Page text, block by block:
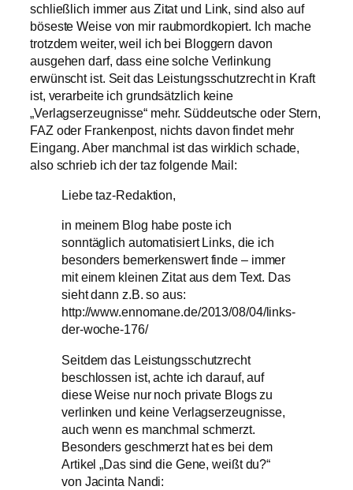
schließlich immer aus Zitat und Link, sind also auf
böseste Weise von mir raubmordkopiert. Ich mache
trotzdem weiter, weil ich bei Bloggern davon
ausgehen darf, dass eine solche Verlinkung
erwünscht ist. Seit das Leistungsschutzrecht in Kraft
ist, verarbeite ich grundsätzlich keine
„Verlagserzeugnisse“ mehr. Süddeutsche oder Stern,
FAZ oder Frankenpost, nichts davon findet mehr
Eingang. Aber manchmal ist das wirklich schade,
also schrieb ich der taz folgende Mail:
Liebe taz-Redaktion,
in meinem Blog habe poste ich
sonntäglich automatisiert Links, die ich
besonders bemerkenswert finde – immer
mit einem kleinen Zitat aus dem Text. Das
sieht dann z.B. so aus:
http://www.ennomane.de/2013/08/04/links-
der-woche-176/
Seitdem das Leistungsschutzrecht
beschlossen ist, achte ich darauf, auf
diese Weise nur noch private Blogs zu
verlinken und keine Verlagserzeugnisse,
auch wenn es manchmal schmerzt.
Besonders geschmerzt hat es bei dem
Artikel „Das sind die Gene, weißt du?“
von Jacinta Nandi: